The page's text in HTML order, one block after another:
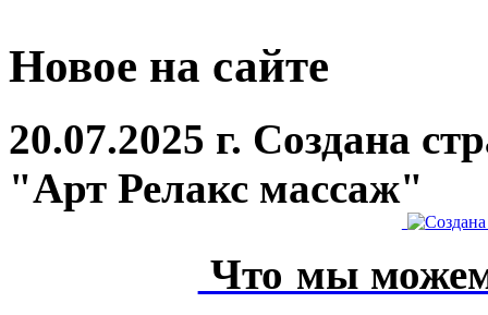
Новое на сайте
20.07.2025 г. Создана
"Арт Релакс массаж"
Что мы